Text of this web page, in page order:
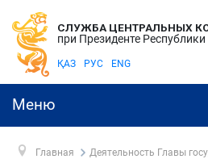
СЛУЖБА ЦЕНТРАЛЬНЫХ
при Президенте Республики
ҚАЗ РУС ENG
Меню
Главная Деятельность Главы